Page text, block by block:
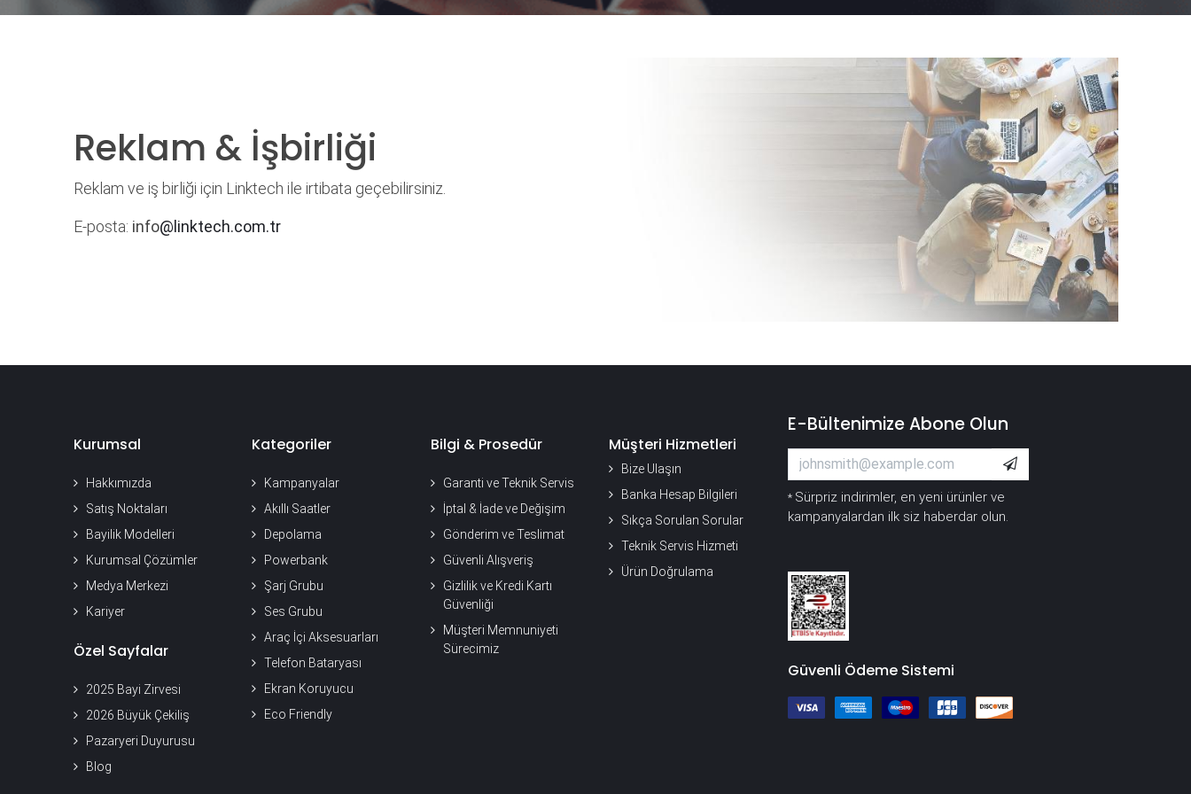
Reklam & İşbirliği
Reklam ve iş birliği için Linktech ile irtibata geçebilirsiniz.
E-posta: info@linktech.com.tr
Kurumsal
Hakkımızda
Satış Noktaları
Bayilik Modelleri
Kurumsal Çözümler
Medya Merkezi
Kariyer
Özel Sayfalar
2025 Bayi Zirvesi
2026 Büyük Çekiliş
Pazaryeri Duyurusu
Blog
Kategoriler
Kampanyalar
Akıllı Saatler
Depolama
Powerbank
Şarj Grubu
Ses Grubu
Araç İçi Aksesuarları
Telefon Bataryası
Ekran Koruyucu
Eco Friendly
Bilgi & Prosedür
Garanti ve Teknik Servis
İptal & İade ve Değişim
Gönderim ve Teslimat
Güvenli Alışveriş
Gizlilik ve Kredi Kartı
Güvenliği
Müşteri Memnuniyeti
Sürecimiz
Müşteri Hizmetleri
Bize Ulaşın
Banka Hesap Bilgileri
Sıkça Sorulan Sorular
Teknik Servis Hizmeti
Ürün Doğrulama
E-Bültenimize Abone Olun
* Sürpriz indirimler, en yeni ürünler ve
kampanyalardan ilk siz haberdar olun.
Güvenli Ödeme Sistemi